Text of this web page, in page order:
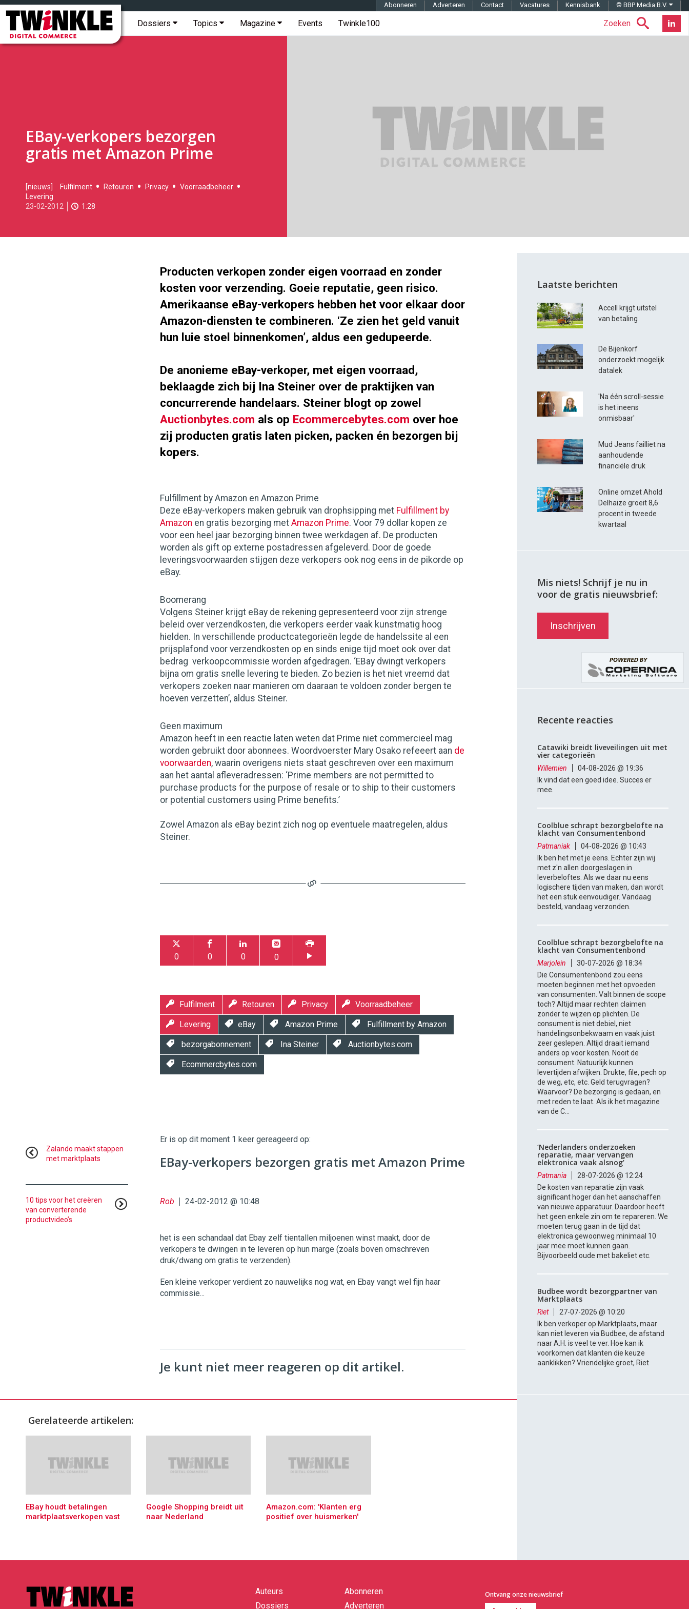
Twinkle
Digital
Commerce
Hoofdmenu Zoeken
Dossiers Topics Magazine Events Twinkle100
Topmenu Abonneren Adverteren Contact Vacatures Kennisbank © BBP Media B.V.
EBay-verkopers bezorgen
gratis met Amazon Prime
2012-
02-
23T15:26:00
11
[nieuws] Fulfilment Retouren Privacy
Voorraadbeheer
Levering
23-02-2012
1:28
Producten verkopen zonder eigen voorraad en zonder
kosten voor verzending. Goeie reputatie, geen risico.
Amerikaanse eBay-verkopers hebben het voor elkaar door
Amazon-diensten te combineren. ‘Ze zien het geld vanuit
hun luie stoel binnenkomen’, aldus een gedupeerde.
De anonieme eBay-verkoper, met eigen voorraad,
beklaagde zich bij Ina Steiner over de praktijken van
concurrerende handelaars. Steiner blogt op zowel
Auctionbytes.com als op Ecommercebytes.com over hoe
zij producten gratis laten picken, packen én bezorgen bij
kopers.
Fulfillment by Amazon en Amazon Prime
Deze eBay-verkopers maken gebruik van drophsipping met Fulfillment by
Amazon en gratis bezorging met Amazon Prime. Voor 79 dollar kopen ze
voor een heel jaar bezorging binnen twee werkdagen af. De producten
worden als gift op externe postadressen afgeleverd. Door de goede
leveringsvoorwaarden stijgen deze verkopers ook nog eens in de pikorde op
eBay.
Boomerang
Volgens Steiner krijgt eBay de rekening gepresenteerd voor zijn strenge
beleid over verzendkosten, die verkopers eerder vaak kunstmatig hoog
hielden. In verschillende productcategorieën legde de handelssite al een
prijsplafond voor verzendkosten op en sinds enige tijd moet ook over dat
bedrag verkoopcommissie worden afgedragen. ‘EBay dwingt verkopers
bijna om gratis snelle levering te bieden. Zo bezien is het niet vreemd dat
verkopers zoeken naar manieren om daaraan te voldoen zonder bergen te
hoeven verzetten’, aldus Steiner.
Geen maximum
Amazon heeft in een reactie laten weten dat Prime niet commercieel mag
worden gebruikt door abonnees. Woordvoerster Mary Osako refeeert aan de
voorwaarden, waarin overigens niets staat geschreven over een maximum
aan het aantal afleveradressen: ‘Prime members are not permitted to
purchase products for the purpose of resale or to ship to their customers
or potential customers using Prime benefits.’
Zowel Amazon als eBay bezint zich nog op eventuele maatregelen, aldus
Steiner.
0 0 0 0
Fulfilment Retouren Privacy Voorraadbeheer
Levering eBay Amazon Prime Fulfillment by Amazon
bezorgabonnement Ina Steiner Auctionbytes.com
Ecommercbytes.com
Digital
9654
Er is op dit moment 1 keer gereageerd op:
EBay-verkopers bezorgen gratis met Amazon Prime
Rob 24-02-2012 @ 10:48
het is een schandaal dat Ebay zelf tientallen miljoenen winst maakt, door de
verkopers te dwingen in te leveren op hun marge (zoals boven omschreven
druk/dwang om gratis te verzenden).
Een kleine verkoper verdient zo nauwelijks nog wat, en Ebay vangt wel fijn haar
commissie...
Je kunt niet meer reageren op dit artikel.
Zalando maakt stappen
met marktplaats
10 tips voor het creëren
van converterende
productvideo’s
Gerelateerde artikelen:
EBay houdt betalingen
marktplaatsverkopen vast
Google Shopping breidt uit
naar Nederland
Amazon.com: 'Klanten erg
positief over huismerken'
Laatste berichten
Accell krijgt uitstel
van betaling
De Bijenkorf
onderzoekt mogelijk
datalek
'Na één scroll-sessie
is het ineens
onmisbaar'
Mud Jeans failliet na
aanhoudende
financiële druk
Online omzet Ahold
Delhaize groeit 8,6
procent in tweede
kwartaal
Mis niets! Schrijf je nu in
voor de gratis nieuwsbrief:
Inschrijven
Recente reacties
Catawiki breidt liveveilingen uit met
vier categorieën
Willemien
04-08-2026 @ 19:36
Ik vind dat een goed idee. Succes er
mee.
Coolblue schrapt bezorgbelofte na
klacht van Consumentenbond
Patmaniak
04-08-2026 @ 10:43
Ik ben het met je eens. Echter zijn wij
met z'n allen doorgeslagen in
leverbeloftes. Als we daar nu eens
logischere tijden van maken, dan wordt
het een stuk eenvoudiger. Vandaag
besteld, vandaag verzonden.
Coolblue schrapt bezorgbelofte na
klacht van Consumentenbond
Marjolein
30-07-2026 @ 18:34
Die Consumentenbond zou eens
moeten beginnen met het opvoeden
van consumenten. Valt binnen de scope
toch? Altijd maar rechten claimen
zonder te wijzen op plichten. De
consument is niet debiel, niet
handelingsonbekwaam en vaak juist
zeer geslepen. Altijd draait iemand
anders op voor kosten. Nooit de
consument. Natuurlijk kunnen
levertijden afwijken. Drukte, file, pech op
de weg, etc, etc. Geld terugvragen?
Waarvoor? De bezorging is gedaan, en
met reden te laat. Als ik het magazine
van de C...
‘Nederlanders onderzoeken
reparatie, maar vervangen
elektronica vaak alsnog’
Patmania
28-07-2026 @ 12:24
De kosten van reparatie zijn vaak
significant hoger dan het aanschaffen
van nieuwe apparatuur. Daardoor heeft
het geen enkele zin om te repareren. We
moeten terug gaan in de tijd dat
elektronica gewoonweg minimaal 10
jaar mee moet kunnen gaan.
Bijvoorbeeld oude met bakeliet etc.
Budbee wordt bezorgpartner van
Marktplaats
Riet
27-07-2026 @ 10:20
Ik ben verkoper op Marktplaats, maar
kan niet leveren via Budbee, de afstand
naar A.H. is veel te ver. Hoe kan ik
voorkomen dat klanten die keuze
aanklikken? Vriendelijke groet, Riet
Quick
links
Auteurs
Dossiers
Abonneren
Adverteren
Ontvang onze nieuwsbrief